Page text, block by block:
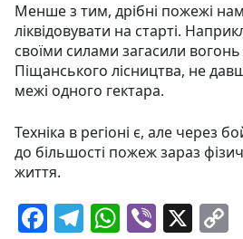
Менше з тим, дрібні пожежі
ліквідовувати на старті.
своїми силами загасили
Піщанського лісництва, не
межі одного гектара.
Техніка в регіоні є, але через
до більшості пожеж зараз
життя.
F T W Vi X